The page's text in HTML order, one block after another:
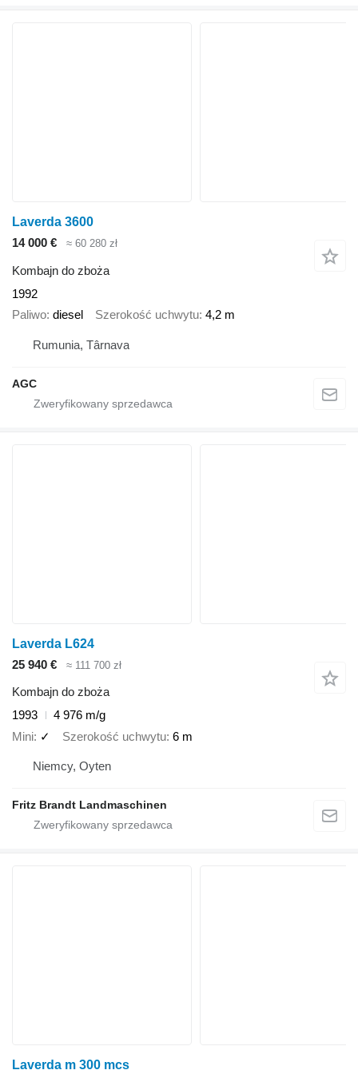
Laverda 3600
14 000 €
≈ 60 280 zł
Kombajn do zboża
1992
Paliwo diesel Szerokość uchwytu 4,2 m
Rumunia, Târnava
AGC
Laverda L624
25 940 €
≈ 111 700 zł
Kombajn do zboża
1993
4 976 m/g
Mini ✓ Szerokość uchwytu 6 m
Niemcy, Oyten
Fritz Brandt Landmaschinen
Laverda m 300 mcs